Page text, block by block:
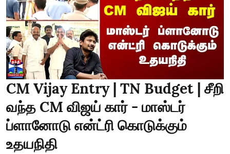
CM Vijay Entry | TN Budget | சீறி
வந்த CM விஜய் கார் - மாஸ்டர்
ப்ளானோடு என்ட்ரி கொடுக்கும்
உதயநிதி